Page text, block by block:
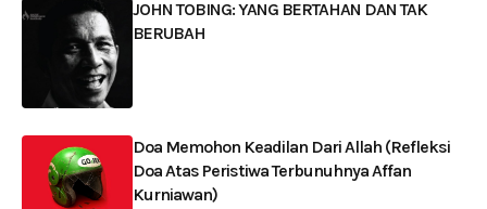
JOHN TOBING: YANG BERTAHAN DAN TAK
BERUBAH
Doa Memohon Keadilan Dari Allah (Refleksi
Doa Atas Peristiwa Terbunuhnya Affan
Kurniawan)